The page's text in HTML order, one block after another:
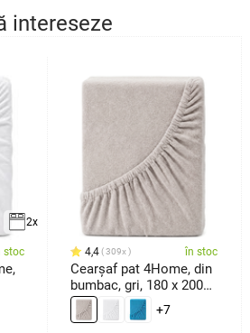
intereseze
2x
stoc 4,4 309x în stoc
Cearșaf pat 4Home, din
bumbac, gri, 180 x 200
cm
+7